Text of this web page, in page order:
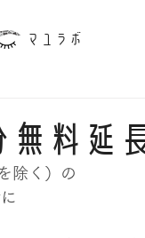
マユラボ
料延
除く）の